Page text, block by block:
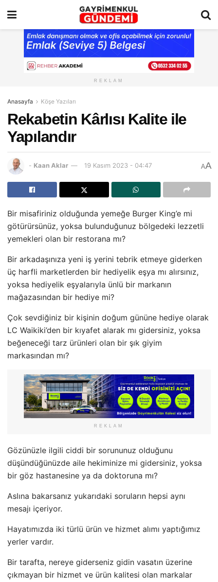
REKLAM
Anasayfa Köşe Yazıları
Rekabetin Kârlısı Kalite ile
Yapılandır
- Kaan Aklar 19 Kasım 2023 - 04:47 AA
Bir misafiriniz olduğunda yemeğe Burger King’e mi
götürürsünüz, yoksa bulunduğunuz bölgedeki lezzetli
yemekleri olan bir restorana mı?
Bir arkadaşınıza yeni iş yerini tebrik etmeye giderken
üç harfli marketlerden bir hediyelik eşya mı alırsınız,
yoksa hediyelik eşyalarıyla ünlü bir markanın
mağazasından bir hediye mi?
Çok sevdiğiniz bir kişinin doğum gününe hediye olarak
LC Waikiki’den bir kıyafet alarak mı gidersiniz, yoksa
beğeneceği tarz ürünleri olan bir şık giyim
markasından mı?
REKLAM
Gözünüzle ilgili ciddi bir sorununuz olduğunu
düşündüğünüzde aile hekiminize mi gidersiniz, yoksa
bir göz hastanesine ya da doktoruna mı?
Aslına bakarsanız yukarıdaki soruların hepsi aynı
mesajı içeriyor.
Hayatımızda iki türlü ürün ve hizmet alımı yaptığımız
yerler vardır.
Bir tarafta, nereye giderseniz gidin vasatın üzerine
çıkmayan bir hizmet ve ürün kalitesi olan markalar